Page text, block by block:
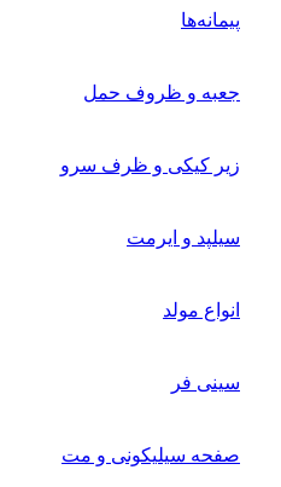
پیمانه‌ها
جعبه و ظروف حمل
زیر کیکی و ظرف سرو
سیلپد و ایرمت
انواع مولد
سینی فر
صفحه سیلیکونی و مت